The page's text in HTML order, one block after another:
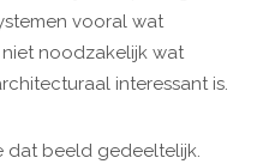
vooral wat
noodzakelijk wat
interessant is.
dat beeld gedeeltelijk.